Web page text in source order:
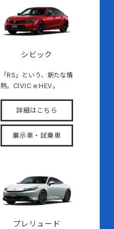
シビック
「RS」という、新たな情
熱。CIVIC e:HEV。
詳細はこちら
展示車・試乗車
プレリュード